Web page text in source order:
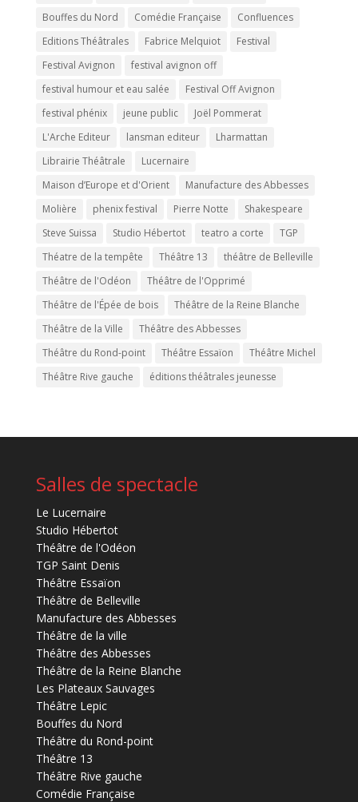
Bouffes du Nord Comédie Française
Confluences
Editions Théâtrales
Fabrice Melquiot
Festival
Festival Avignon
festival avignon off
festival humour et eau salée
Festival Off Avignon
festival phénix
jeune public
Joël Pommerat
L'Arche Editeur
lansman editeur
Lharmattan
Librairie Théâtrale
Lucernaire
Maison d’Europe et d'Orient
Manufacture des Abbesses
Molière
phenix festival Pierre Notte
Shakespeare
Steve Suissa
Studio Hébertot teatro a corte
TGP
Théatre de la tempête
Théâtre 13
théâtre de Belleville
Théâtre de l'Odéon
Théâtre de l'Opprimé
Théâtre de l'Épée de bois
Théâtre de la Reine Blanche
Théâtre de la Ville
Théâtre des Abbesses
Théâtre du Rond-point
Théâtre Essaïon
Théâtre Michel
Théâtre Rive gauche
éditions théâtrales jeunesse
Salles de spectacle
Le Lucernaire
Studio Hébertot
Théâtre de l'Odéon
TGP Saint Denis
Théâtre Essaïon
Théâtre de Belleville
Manufacture des Abbesses
Théâtre de la ville
Théâtre des Abbesses
Théâtre de la Reine Blanche
Les Plateaux Sauvages
Théâtre Lepic
Bouffes du Nord
Théâtre du Rond-point
Théâtre 13
Théâtre Rive gauche
Comédie Française